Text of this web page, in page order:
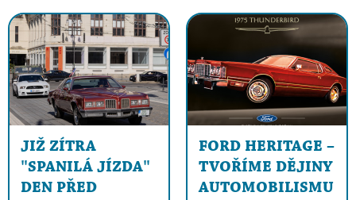
JIŽ ZÍTRA
"SPANILÁ JÍZDA"
DEN PŘED
FORD HERITAGE –
TVOŘÍME DĚJINY
AUTOMOBILISMU